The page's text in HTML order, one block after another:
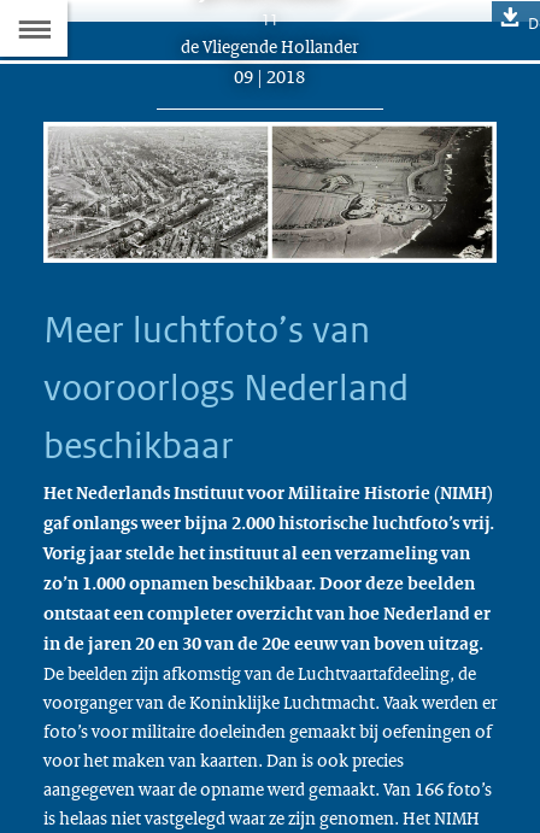
11
Dit
bij:
de Vliegende Hollander
09 | 2018
Meer luchtfoto’s van
vooroorlogs Nederland
beschikbaar
Het Nederlands Instituut voor Militaire Historie (NIMH)
gaf onlangs weer bijna 2.000 historische luchtfoto’s vrij.
Vorig jaar stelde het instituut al een verzameling van
zo’n 1.000 opnamen beschikbaar. Door deze beelden
ontstaat een completer overzicht van hoe Nederland er
in de jaren 20 en 30 van de 20e eeuw van boven uitzag.
De beelden zijn afkomstig van de Luchtvaartafdeeling, de
voorganger van de Koninklijke Luchtmacht. Vaak werden er
foto’s voor militaire doeleinden gemaakt bij oefeningen of
voor het maken van kaarten. Dan is ook precies
aangegeven waar de opname werd gemaakt. Van 166 foto’s
is helaas niet vastgelegd waar ze zijn genomen. Het NIMH
Naar
de
Inhoudsopgave